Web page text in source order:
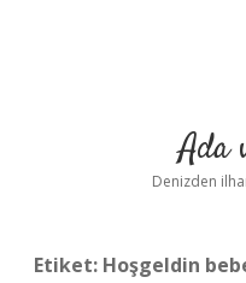
Ada
Denizden
Etiket: Hoşgeldin